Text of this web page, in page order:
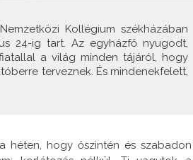
Kollégium székházában
24-ig tart. Az egyházfő nyugodt,
a világ minden tájáról, hogy
terveznek. És mindenekfelett,
héten, hogy őszintén és szabadon